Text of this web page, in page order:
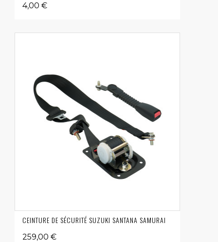
4,00 €
CEINTURE DE SÉCURITÉ SUZUKI SANTANA SAMURAI
259,00 €